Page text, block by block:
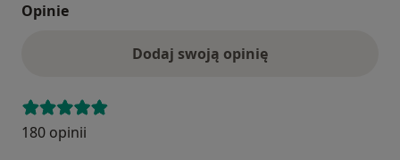
Opinie
Dodaj swoją opinię
180 opinii